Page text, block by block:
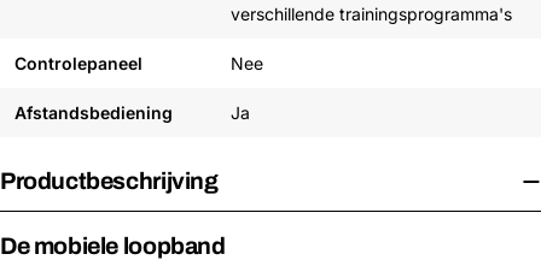
verschillende trainingsprogramma's
Controlepaneel Nee
Afstandsbediening Ja
Productbeschrijving
De mobiele loopband